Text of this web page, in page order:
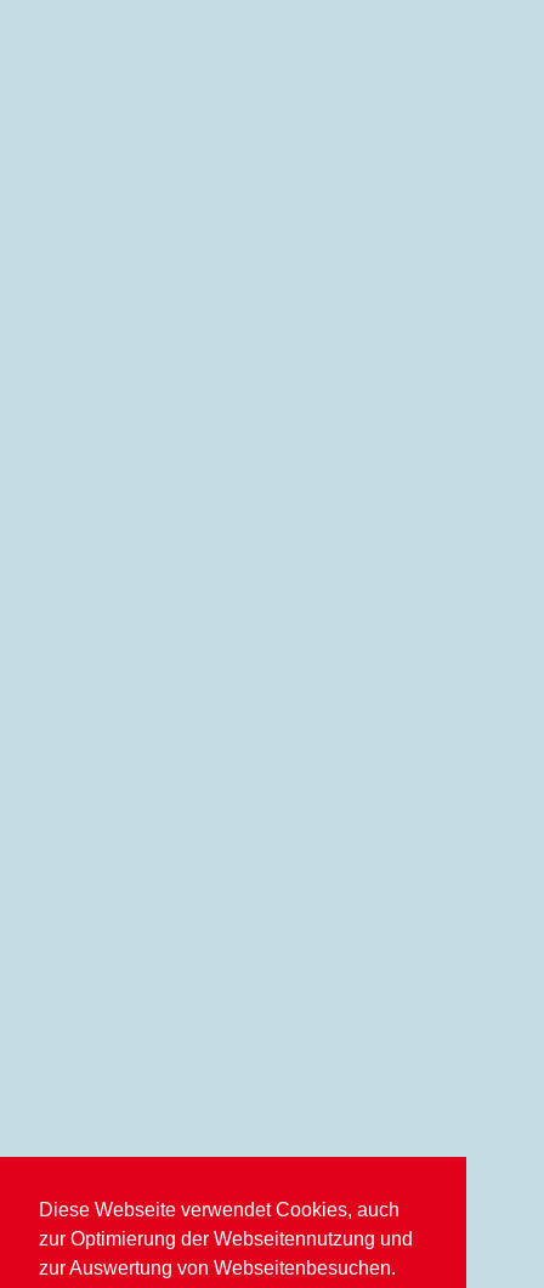
Diese Webseite verwendet Cookies, auch
zur Optimierung der Webseitennutzung und
zur Auswertung von Webseitenbesuchen.